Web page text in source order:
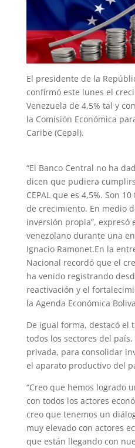
El presidente de la
confirmó este lunes el
Venezuela de 4,5% tal y
la Comisión Económica
Caribe (Cepal).
“El Banco Central no ha
dicen que pudiera
CEPAL que es 4,5%. Son
de crecimiento. En medio
inversión propia”, expresó
venezolano durante una
Ignacio Ramonet.En la
Nacional recordó que el
ha venido registrando
reactivación y el
la Agenda Económica
De igual forma, destacó el
todos los sectores del
privada, para consolidar
el aparato productivo del
“Creo que hemos logrado
con todos los actores
creo que tenemos un
muy elevado con actores
que están llegando con